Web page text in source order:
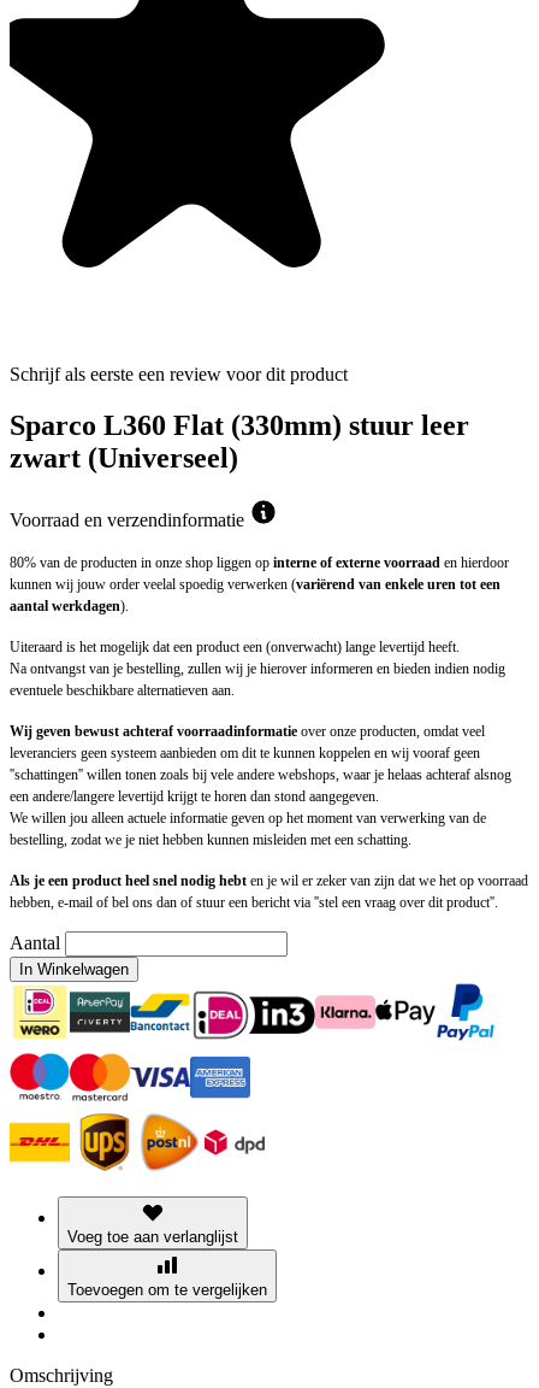
Schrijf als eerste een review voor dit product
Sparco L360 Flat (330mm) stuur leer
zwart (Universeel)
Voorraad en verzendinformatie
80% van de producten in onze shop liggen op interne of externe voorraad en hierdoor
kunnen wij jouw order veelal spoedig verwerken (variërend van enkele uren tot een
aantal werkdagen).
Uiteraard is het mogelijk dat een product een (onverwacht) lange levertijd heeft.
Na ontvangst van je bestelling, zullen wij je hierover informeren en bieden indien nodig
eventuele beschikbare alternatieven aan.
Wij geven bewust achteraf voorraadinformatie over onze producten, omdat veel
leveranciers geen systeem aanbieden om dit te kunnen koppelen en wij vooraf geen
''schattingen'' willen tonen zoals bij vele andere webshops, waar je helaas achteraf alsnog
een andere/langere levertijd krijgt te horen dan stond aangegeven.
We willen jou alleen actuele informatie geven op het moment van verwerking van de
bestelling, zodat we je niet hebben kunnen misleiden met een schatting.
Als je een product heel snel nodig hebt en je wil er zeker van zijn dat we het op voorraad
hebben, e-mail of bel ons dan of stuur een bericht via ''stel een vraag over dit product''.
Aantal
In Winkelwagen
Voeg toe aan verlanglijst
Toevoegen om te vergelijken
Omschrijving